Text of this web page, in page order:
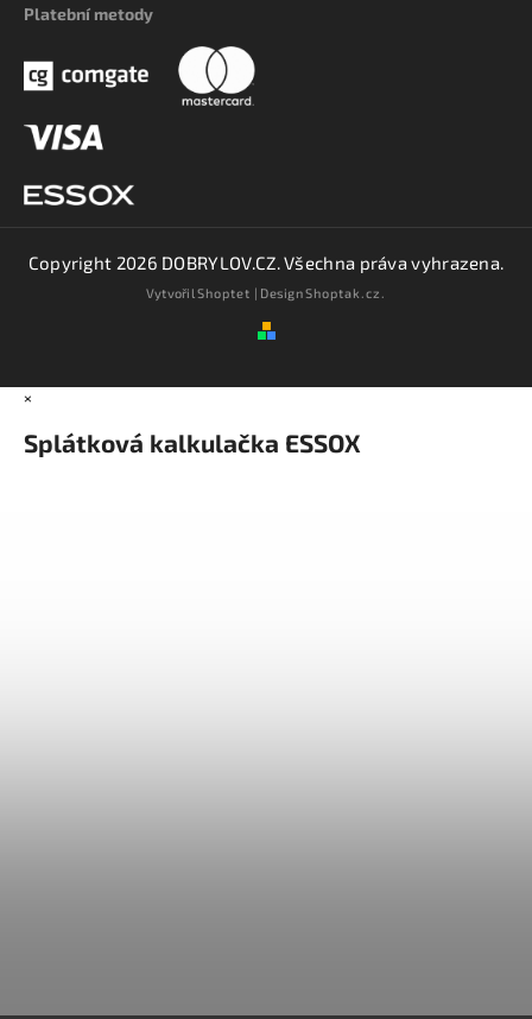
Platební metody
Copyright 2026 DOBRYLOV.CZ. Všechna práva vyhrazena.
VytvořilShoptet | DesignShoptak.cz.
×
Splátková kalkulačka ESSOX